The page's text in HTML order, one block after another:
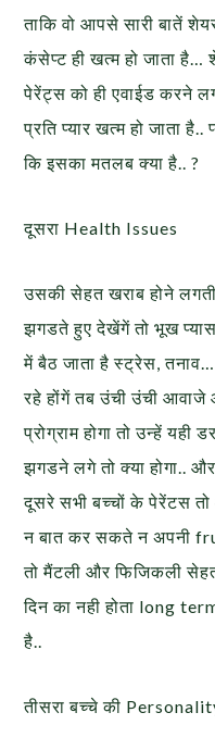
ताकि वो आपसे सारी बातें
कंसेप्ट ही खत्म हो जाता है…
पेरेंट्स को ही एवाईड करने
प्रति प्यार खत्म हो जाता
कि इसका मतलब क्या है.. ?
दूसरा Health Issues
उसकी सेहत खराब होने
झगडते हुए देखेंगें तो भूख
में बैठ जाता है स्ट्रेस,
रहे होंगें तब उंची उंची आवाजे
प्रोग्राम होगा तो उन्हें
झगडने लगे तो क्या होगा..
दूसरे सभी बच्चों के पेरेंटस
न बात कर सकते न अपनी
तो मैंटली और फिजिकली
दिन का नही होता long
है..
तीसरा बच्चे की